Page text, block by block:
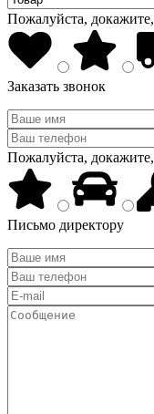
Пожалуйста,
Заказать звонок
Пожалуйста,
Письмо директору